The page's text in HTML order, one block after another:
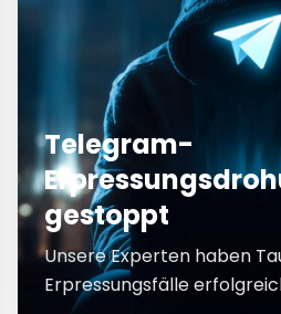
Telegram-
gestoppt
Unsere Experten haben
Erpressungsfälle